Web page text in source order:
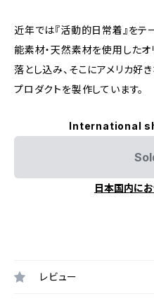
近年では『活動的日常着』をテ
能素材・天然素材を使用したオ
落とし込み、そこにアメリカ好
プロダクトを製作しています。
International
日本国内に
レビュー